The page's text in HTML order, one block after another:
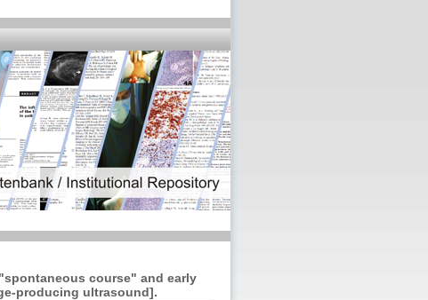
course" and early
producing ultrasound].